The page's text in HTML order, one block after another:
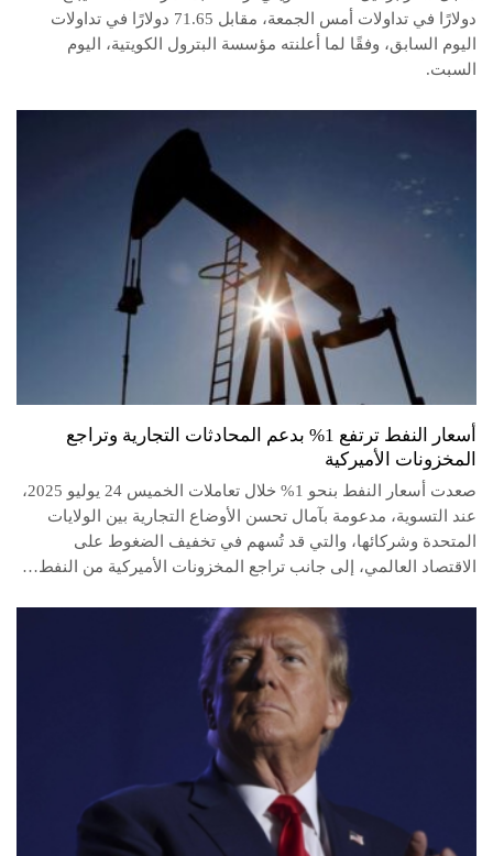
دولارًا في تداولات أمس الجمعة، مقابل 71.65 دولارًا في تداولات
اليوم السابق، وفقًا لما أعلنته مؤسسة البترول الكويتية، اليوم
السبت.
أسعار النفط ترتفع 1% بدعم المحادثات التجارية وتراجع
المخزونات الأميركية
صعدت أسعار النفط بنحو 1% خلال تعاملات الخميس 24 يوليو 2025،
عند التسوية، مدعومة بآمال تحسن الأوضاع التجارية بين الولايات
المتحدة وشركائها، والتي قد تُسهم في تخفيف الضغوط على
الاقتصاد العالمي، إلى جانب تراجع المخزونات الأميركية من النفط…